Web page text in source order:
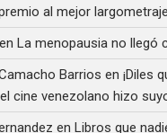
al mejor largometraje
enLa menopausia no llegó
Barrios en¡Diles
cine venezolano hizo
enLibros que